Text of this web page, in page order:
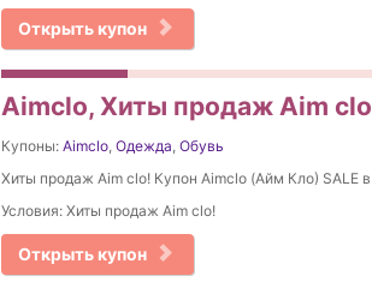
Открыть купон
Aimclo, Хиты продаж Aim
Купоны: Aimclo, Одежда, Обувь
Хиты продаж Aim сlo! Купон Aimclo (Айм Кло) SALE
Условия: Хиты продаж Aim сlo!
Открыть купон